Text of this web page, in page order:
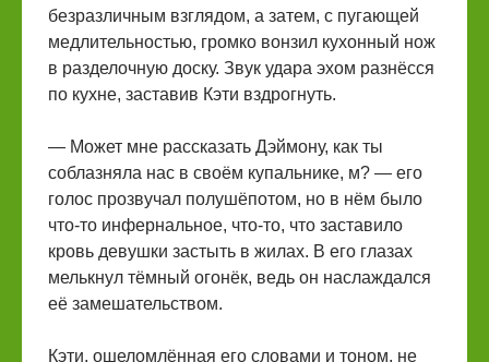
безразличным взглядом, а затем, с пугающей
медлительностью, громко вонзил кухонный нож
в разделочную доску. Звук удара эхом разнёсся
по кухне, заставив Кэти вздрогнуть.
— Может мне рассказать Дэймону, как ты
соблазняла нас в своём купальнике, м? — его
голос прозвучал полушёпотом, но в нём было
что-то инфернальное, что-то, что заставило
кровь девушки застыть в жилах. В его глазах
мелькнул тёмный огонёк, ведь он наслаждался
её замешательством.
Кэти, ошеломлённая его словами и тоном, не